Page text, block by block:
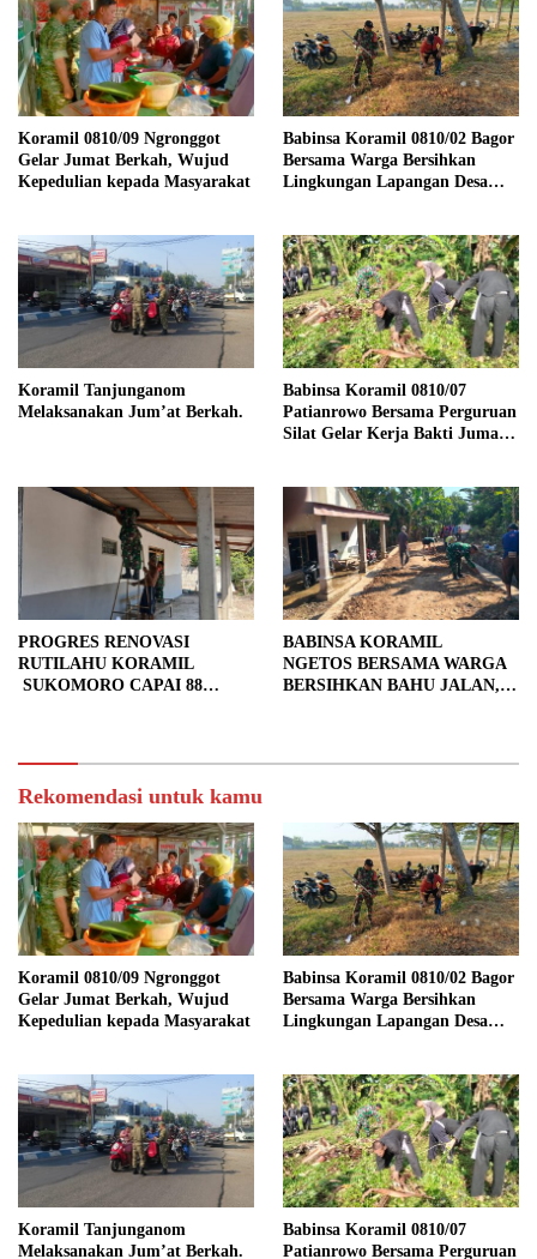
Koramil 0810/09 Ngronggot
Gelar Jumat Berkah, Wujud
Kepedulian kepada Masyarakat
Babinsa Koramil 0810/02 Bagor
Bersama Warga Bersihkan
Lingkungan Lapangan Desa
Koramil Tanjunganom
Melaksanakan Jum’at Berkah.
Babinsa Koramil 0810/07
Patianrowo Bersama Perguruan
Silat Gelar Kerja Bakti Jumat
PROGRES RENOVASI
RUTILAHU KORAMIL
SUKOMORO CAPAI 88
BABINSA KORAMIL
NGETOS BERSAMA WARGA
BERSIHKAN BAHU JALAN,
Rekomendasi untuk kamu
Koramil 0810/09 Ngronggot
Gelar Jumat Berkah, Wujud
Kepedulian kepada Masyarakat
Babinsa Koramil 0810/02 Bagor
Bersama Warga Bersihkan
Lingkungan Lapangan Desa
Koramil Tanjunganom
Melaksanakan Jum’at Berkah.
Babinsa Koramil 0810/07
Patianrowo Bersama Perguruan